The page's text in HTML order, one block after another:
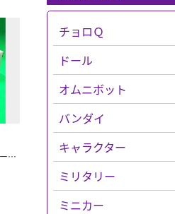
チョロＱ
バス
チョロQその他
チョロＱゼロ
ドール
「ドール」全て
オムニボット
バンダイ
キャラクター
「キャラクター」全て
ミリタリー
ミニカー
台湾ツーリストバス （台北） いすゞ スーパーハイデッカー 逆輸入トミカ